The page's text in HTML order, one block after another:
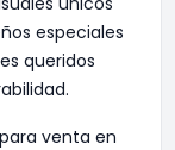
especiales
queridos
venta en